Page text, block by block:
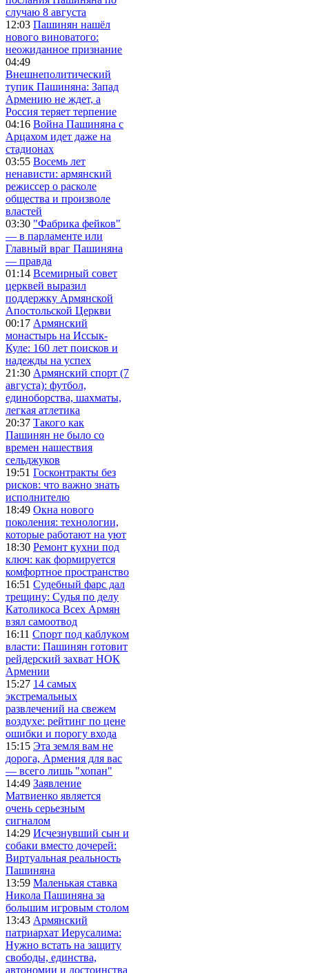
случаю 8 августа
12:03 Пашинян нашёл
нового виноватого:
неожиданное признание
04:49
Внешнеполитический
тупик Пашиняна: Запад
Армению не ждет, а
Россия теряет терпение
04:16 Война Пашиняна с
Арцахом идет даже на
стадионах
03:55 Восемь лет
ненависти: армянский
режиссер о расколе
общества и произволе
властей
03:30 "Фабрика фейков"
— в парламенте или
Главный враг Пашиняна
— правда
01:14 Всемирный совет
церквей выразил
поддержку Армянской
Апостольской Церкви
00:17 Армянский
монастырь на Иссык-
Куле: 160 лет поисков и
надежды на успех
21:30 Армянский спорт (7
августа): футбол,
единоборства, шахматы,
легкая атлетика
20:37 Такого как
Пашинян не было со
времен нашествия
сельджуков
19:51 Госконтракты без
рисков: что важно знать
исполнителю
18:49 Окна нового
поколения: технологии,
которые работают на уют
18:30 Ремонт кухни под
ключ: как формируется
комфортное пространство
16:51 Судебный фарс дал
трещину: Судья по делу
Католикоса Всех Армян
взял самоотвод
16:11 Спорт под каблуком
власти: Пашинян готовит
рейдерский захват НОК
Армении
15:27 14 самых
экстремальных
развлечений на свежем
воздухе: рейтинг по цене
ошибки и порогу входа
15:15 Эта земля вам не
дорога, Армения для вас
— всего лишь "хопан"
14:49 Заявление
Матвиенко является
очень серьезным
сигналом
14:29 Исчезнувший сын и
собаки вместо дочерей:
Виртуальная реальность
Пашиняна
13:59 Маленькая ставка
Никола Пашиняна за
большим игровым столом
13:43 Армянский
патриархат Иерусалима:
Нужно встать на защиту
свободы, единства,
автономии и достоинства